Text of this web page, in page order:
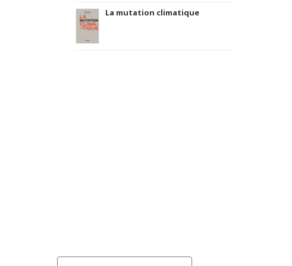
La mutation climatique